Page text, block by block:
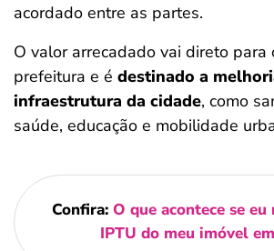
acordado entre as partes.
O valor arrecadado vai direto para
prefeitura e é destinado a
infraestrutura da cidade, como
saúde, educação e mobilidade
Confira: O que acontece se eu
IPTU do meu imóvel